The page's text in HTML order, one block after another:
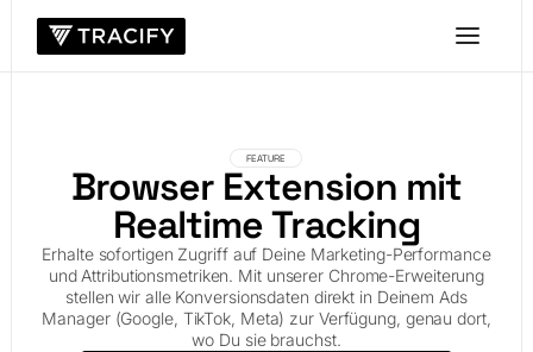
FEATURE
Browser Extension mit
Realtime Tracking
Erhalte sofortigen Zugriff auf Deine Marketing-Performance
und Attributionsmetriken. Mit unserer Chrome-Erweiterung
stellen wir alle Konversionsdaten direkt in Deinem Ads
Manager (Google, TikTok, Meta) zur Verfügung, genau dort,
wo Du sie brauchst.